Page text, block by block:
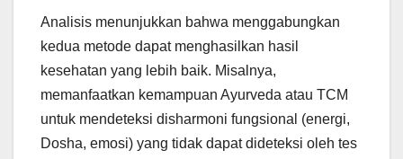
Analisis menunjukkan bahwa menggabungkan
kedua metode dapat menghasilkan hasil
kesehatan yang lebih baik. Misalnya,
memanfaatkan kemampuan Ayurveda atau TCM
untuk mendeteksi disharmoni fungsional (energi,
Dosha, emosi) yang tidak dapat dideteksi oleh tes